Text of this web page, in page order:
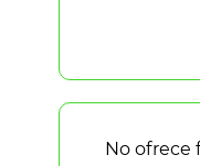
No ofrece